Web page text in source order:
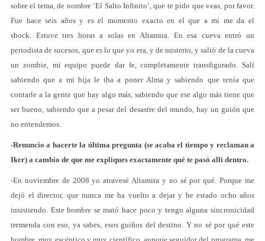
sobre el tema, de nombre ‘El Salto Infinito’, que te pido que veas, por favor.
Fue hace seis años y es el momento exacto en el que a mi me da el
shock. Estuve tres horas a solas en Altamira. En esa cueva entró un
periodista de sucesos, que es lo que yo era, y de misterio, y salió de la cueva
un zombie, mi equipo puede dar fe, completamente transfigurado. Salí
sabiendo que a mi hija le iba a poner Alma y sabiendo que tenía que
contarle a la gente que hay algo más, sabiendo que ese algo más tiene que
ser bueno, sabiendo que a pesar del desastre del mundo, hay un guión que
no entendemos.
-Renuncio a hacerte la última pregunta (se acaba el tiempo y reclaman a
Iker) a cambio de que me expliques exactamente qué te pasó allí dentro.
-En noviembre de 2008 yo atravesé Altamira y no sé por qué. Porque me
dejó el director, que nunca me ha vuelto a dejar y he estado ocho años
insistiendo. Este hombre se mató hace poco y tengo alguna sincronicidad
tremenda con eso, ya sabes, esos guiños del destino. Y no sé por qué este